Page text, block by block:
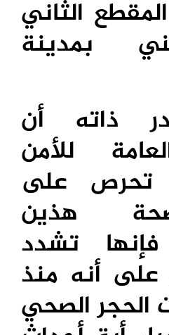
الثاني
بمدينة
ذاته أن
للأمن
تحرص على
هذين
فإنها تشدد
على أنه منذ
الحجر الصحي